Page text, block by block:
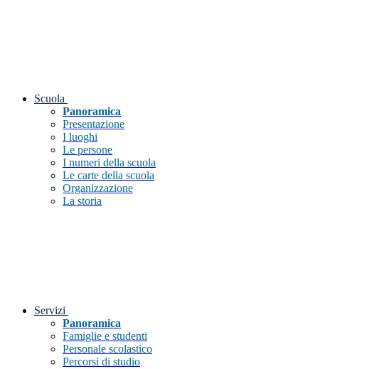
Scuola
Panoramica
Presentazione
I luoghi
Le persone
I numeri della scuola
Le carte della scuola
Organizzazione
La storia
Servizi
Panoramica
Famiglie e studenti
Personale scolastico
Percorsi di studio